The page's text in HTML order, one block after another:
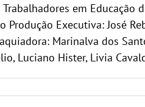
em
Produção Executiva: José
Marinalva dos
Luciano Hister, Livia